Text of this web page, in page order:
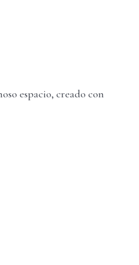
espacio, creado con